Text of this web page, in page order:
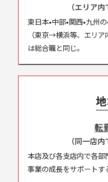
（エリア
東日本•中部•関西•九州
（東京→横浜等、エリ
は総合職と同じ。
転
（同一店
本店及び各支店内で各部
事業の成長をサポートす